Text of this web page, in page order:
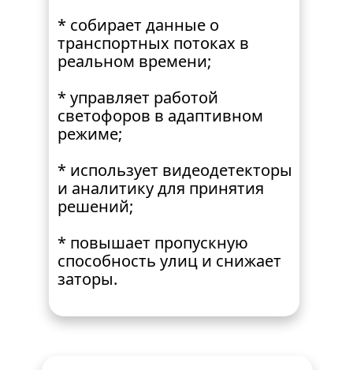
* собирает данные о
транспортных потоках в
реальном времени;
* управляет работой
светофоров в адаптивном
режиме;
* использует видеодетекторы
и аналитику для принятия
решений;
* повышает пропускную
способность улиц и снижает
заторы.